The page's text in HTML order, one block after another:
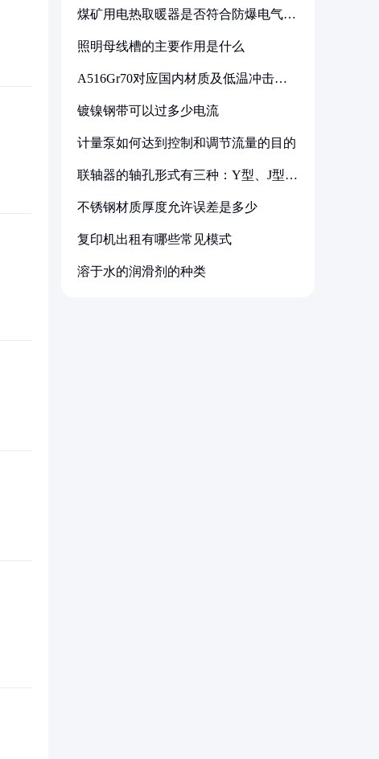
煤矿用电热取暖器是否符合防爆电气设
照明母线槽的主要作用是什么
A516Gr70对应国内材质及低温冲击要
镀镍钢带可以过多少电流
计量泵如何达到控制和调节流量的目的
联轴器的轴孔形式有三种：Y型、J型、
不锈钢材质厚度允许误差是多少
复印机出租有哪些常见模式
溶于水的润滑剂的种类